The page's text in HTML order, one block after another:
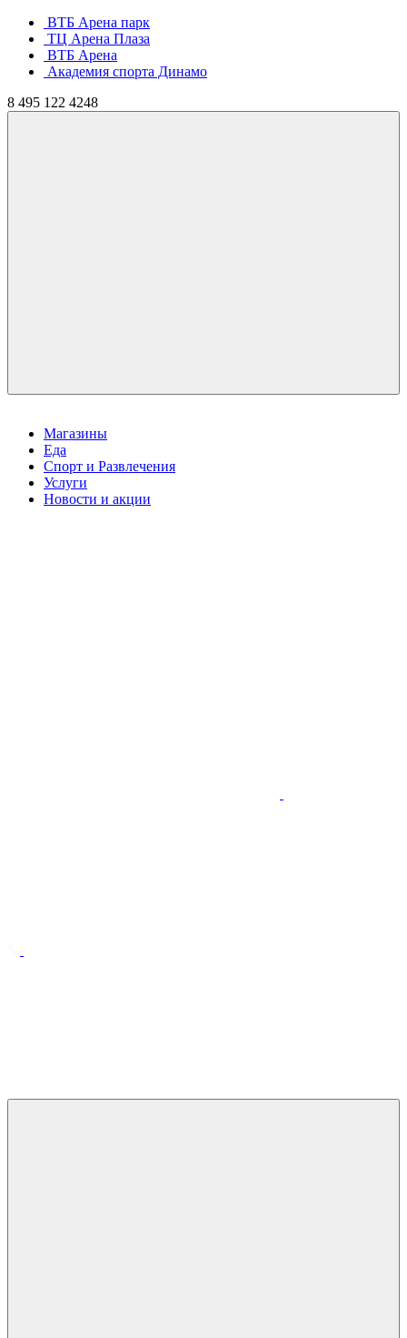
ВТБ Арена парк
ТЦ Арена Плаза
ВТБ Арена
Академия спорта Динамо
8 495 122 4248
Магазины
Еда
Спорт и Развлечения
Услуги
Новости и акции